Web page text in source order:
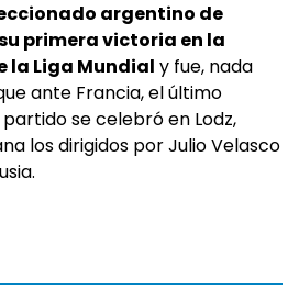
argentino de
primera victoria en la
la Liga Mundial y fue, nada
ante Francia, el último
se celebró en Lodz,
los dirigidos por Julio Velasco